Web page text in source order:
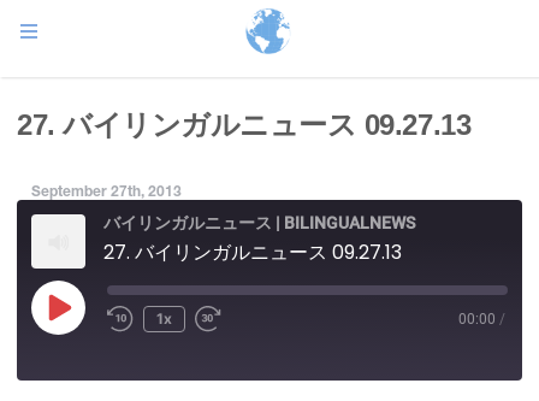
27. バイリンガルニュース 09.27.13
September 27th, 2013
バイリンガルニュース | BILINGUALNEWS
27. バイリンガルニュース 09.27.13
Play
Episode
1x 00:00 /